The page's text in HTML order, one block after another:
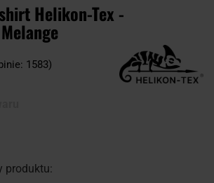
Helikon-Tex -
1583)
produktu: